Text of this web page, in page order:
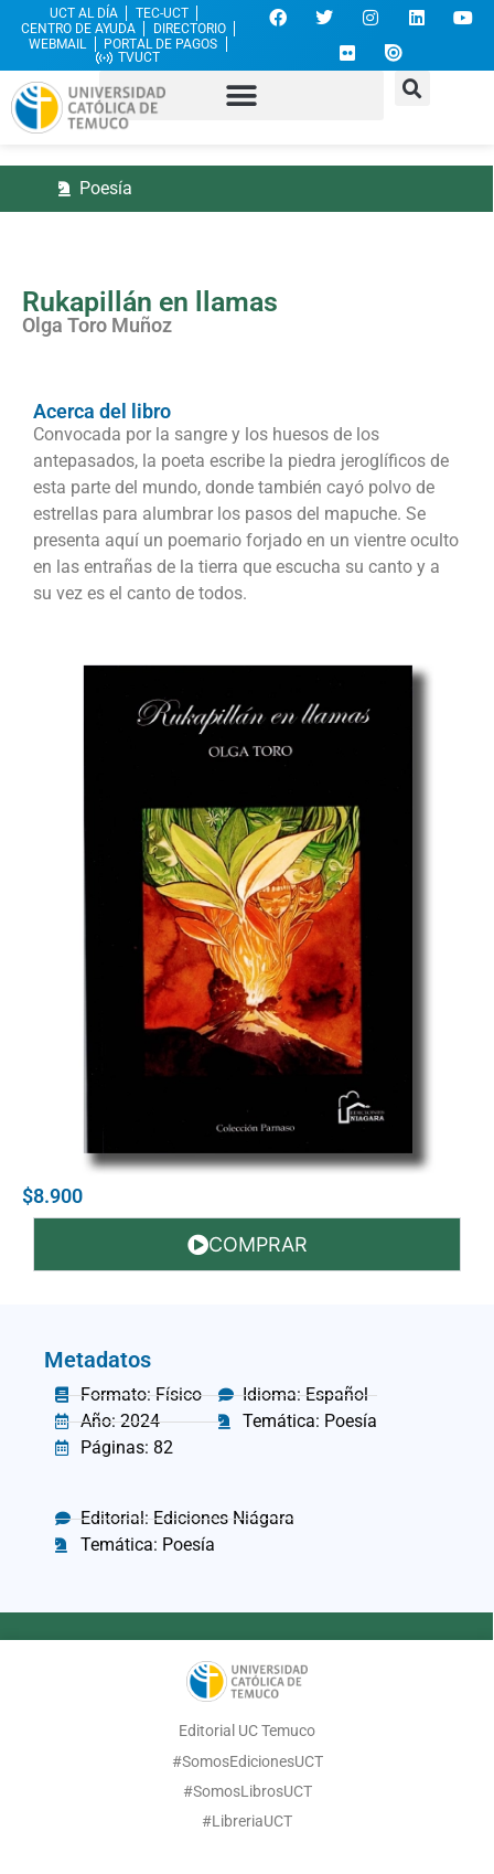
UCT AL DÍA
TEC-UCT
CENTRO DE AYUDA
DIRECTORIO
WEBMAIL
PORTAL DE PAGOS
TVUCT
Poesía
Rukapillán en llamas
Olga Toro Muñoz
Acerca del libro
Convocada por la sangre y los huesos de los
antepasados, la poeta escribe la piedra jeroglíficos de
esta parte del mundo, donde también cayó polvo de
estrellas para alumbrar los pasos del mapuche. Se
presenta aquí un poemario forjado en un vientre oculto
en las entrañas de la tierra que escucha su canto y a
su vez es el canto de todos.
$8.900
COMPRAR
Metadatos
Formato: Físico
Año: 2024
Páginas: 82
Idioma: Español
Temática: Poesía
Editorial: Ediciones Niágara
Temática: Poesía
Editorial UC Temuco
#SomosEdicionesUCT
#SomosLibrosUCT
#LibreriaUCT